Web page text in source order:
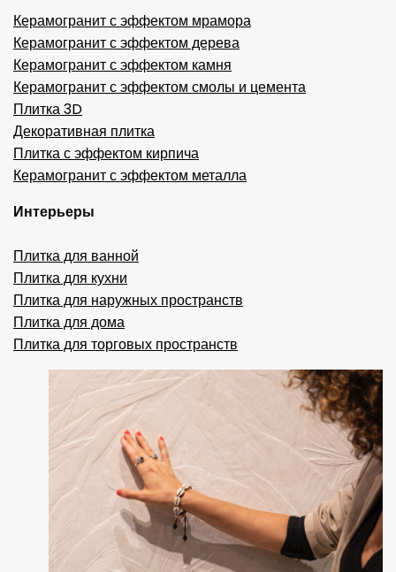
Керамогранит с эффектом мрамора
Керамогранит с эффектом дерева
Керамогранит с эффектом камня
Керамогранит с эффектом смолы и цемента
Плитка 3D
Декоративная плитка
Плитка с эффектом кирпича
Керамогранит с эффектом металла
Интерьеры
Плитка для ванной
Плитка для кухни
Плитка для наружных пространств
Плитка для дома
Плитка для торговых пространств